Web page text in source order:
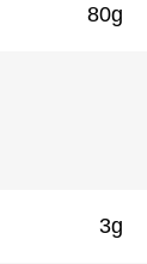
80g
3g